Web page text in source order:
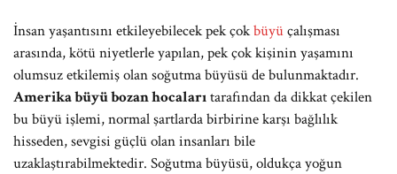
İnsan yaşantısını etkileyebilecek pek çokbüyüçalışması
arasında, kötü niyetlerle yapılan, pek çok kişinin yaşamını
olumsuz etkilemiş olan soğutma büyüsü de bulunmaktadır.
Amerika büyü bozan hocalarıtarafından da dikkat çekilen
bu büyü işlemi, normal şartlarda birbirine karşı bağlılık
hisseden, sevgisi güçlü olan insanları bile
uzaklaştırabilmektedir. Soğutma büyüsü, oldukça yoğun